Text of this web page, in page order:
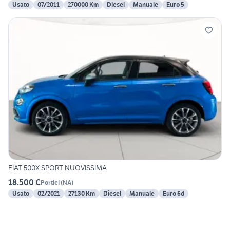
Usato
07/2011 270000 Km Diesel Manuale Euro 5
FIAT 500X SPORT NUOVISSIMA
18.500 €Portici(NA)
Usato
02/2021 27130 Km Diesel Manuale Euro 6d